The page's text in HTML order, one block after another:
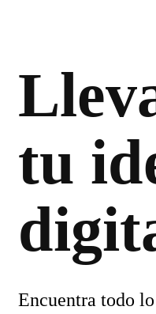
tu
Encuentra todo